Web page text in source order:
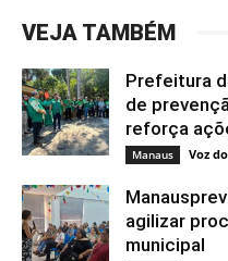
VEJA TAMBÉM
Prefeitura
de
reforça
Manaus Voz
agilizar
municipal